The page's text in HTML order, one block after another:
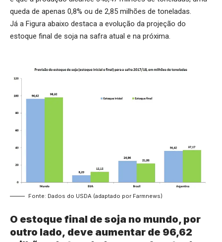
queda de apenas 0,8% ou de 2,85 milhões de toneladas.
Já a Figura abaixo destaca a evolução da projeção do
estoque final de soja na safra atual e na próxima.
Fonte: Dados do USDA (adaptado por Farmnews)
O estoque final de soja no mundo, por
outro lado, deve aumentar de 96,62